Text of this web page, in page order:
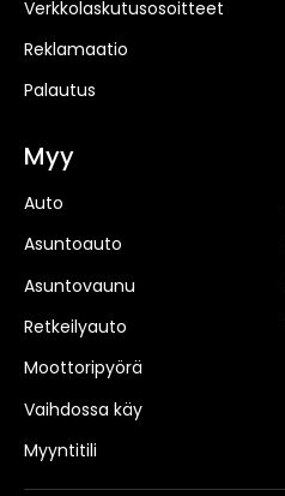
Verkkolaskutusosoitteet
Reklamaatio
Palautus
Myy
Auto
Asuntoauto
Asuntovaunu
Retkeilyauto
Moottoripyörä
Vaihdossa käy
Myyntitili